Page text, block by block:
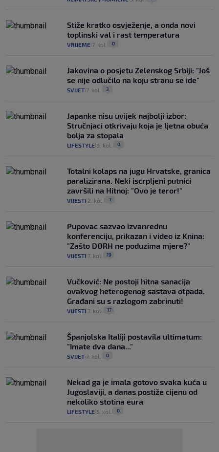
Stiže kratko osvježenje, a onda novi
toplinski val i rast temperatura
VRIJEME 7. kol. 0
Jakovina o posjetu Zelenskog Srbiji: "Još
se nije odlučilo na koju stranu se ide"
SVIJET 7. kol. 3
Japanke nisu uvijek najbolji izbor:
Stručnjaci otkrivaju koja je ljetna obuća
bolja za stopala
LIFESTYLE 6. kol. 0
Totalni kolaps na jugu Hrvatske, granica
paralizirana. Neki iscrpljeni putnici
završili na Hitnoj: "Ovo je teror!"
VIJESTI 2. kol. 7
Pupovac sazvao izvanrednu
konferenciju, prikazan i video iz Knina:
"Zašto DORH ne poduzima mjere?"
VIJESTI 7. kol. 19
Vučković: Ne postoji hitna sanacija
ovakvog heterogenog sastava otpada.
Građani su s razlogom zabrinuti!
VIJESTI 7. kol. 17
Španjolska Italiji postavila ultimatum:
"Imate dva dana..."
SVIJET 7. kol. 0
Nekad ga je imala gotovo svaka kuća u
Jugoslaviji, a danas postiže cijenu od
nekoliko stotina eura
LIFESTYLE 5. kol. 0